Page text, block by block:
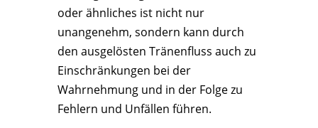
oder ähnliches ist nicht nur
unangenehm, sondern kann durch
den ausgelösten Tränenfluss auch zu
Einschränkungen bei der
Wahrnehmung und in der Folge zu
Fehlern und Unfällen führen.